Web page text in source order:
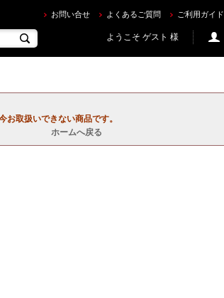
お問い合せ よくあるご質問 ご利用ガイド
ようこそ ゲスト 様
お取扱いできない商品です。
ホームへ戻る